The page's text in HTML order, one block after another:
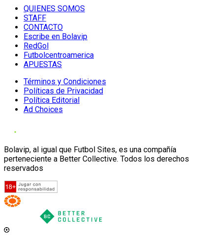
QUIENES SOMOS
STAFF
CONTACTO
Escribe en Bolavip
RedGol
Futbolcentroamerica
APUESTAS
Términos y Condiciones
Políticas de Privacidad
Política Editorial
Ad Choices
Bolavip, al igual que Futbol Sites, es una compañía
perteneciente a Better Collective. Todos los derechos
reservados